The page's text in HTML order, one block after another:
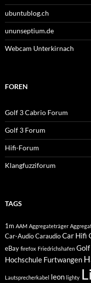
ubuntublog.ch
ununseptium.de
Webcam Unterkirnach
FOREN
Golf 3 Cabrio Forum
Golf 3 Forum
Hifi-Forum
Klangfuzziforum
TAGS
1m AAM Aggregateträger
Car-AudioCaraudioCar Hifi
eBay firefox Friedrichshafen Golf
Hochschule Furtwangen
Lautsprecherkabel leon lighty